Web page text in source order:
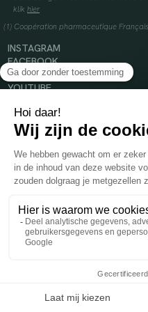
klik hier
(1) Coopération pharmaceutique
INSTAGRAM
FACEBOOK
TIKTOK
YOUTUBE
Voedingssupplement dat moet worden
evenwichtige voeding en een gezonde
overschrijden. Enkel voor